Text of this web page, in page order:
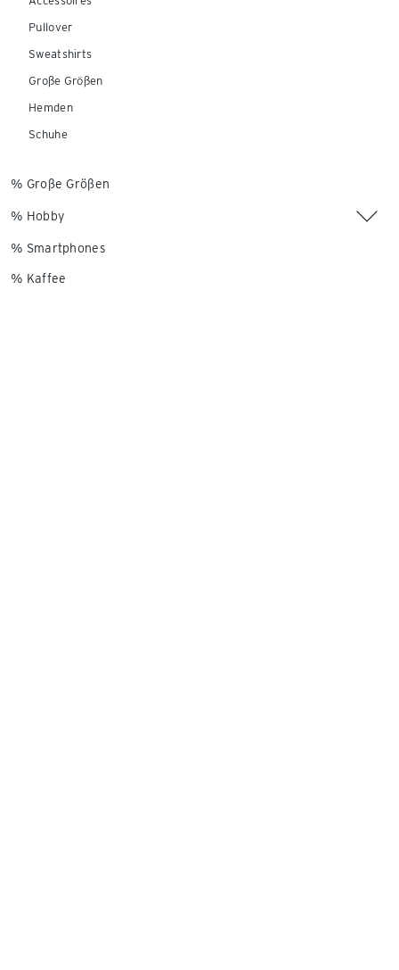
Pullover
Sweatshirts
Große Größen
Hemden
Schuhe
% Große Größen
% Hobby
% Smartphones
% Kaffee